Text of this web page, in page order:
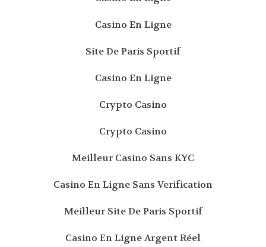
Casino En Ligne
Site De Paris Sportif
Casino En Ligne
Crypto Casino
Crypto Casino
Meilleur Casino Sans KYC
Casino En Ligne Sans Verification
Meilleur Site De Paris Sportif
Casino En Ligne Argent Réel